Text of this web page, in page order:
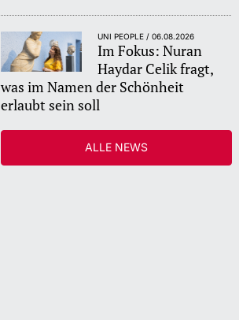
UNI PEOPLE / 06.08.2026
Im Fokus: Nuran
Haydar Celik fragt,
was im Namen der Schönheit
erlaubt sein soll
ALLE NEWS